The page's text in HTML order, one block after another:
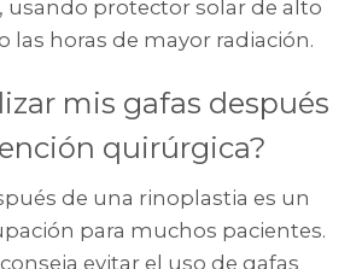
usando protector solar de alto
las horas de mayor radiación.
mis gafas después
quirúrgica?
de una rinoplastia es un
para muchos pacientes.
evitar el uso de gafas